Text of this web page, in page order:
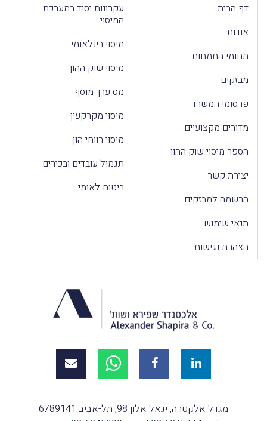
דף הבית
אודות
תחומי התמחות
מבזקים
פרסומי המשרד
מדורים מקצועיים
הספר מיסוי שוק ההון
יצירת קשר
הרשמה למבזקים
תנאי שימוש
הצהרת נגישות
עקרונות יסוד במערכת
המיסוי
מיסוי בינלאומי
מיסוי שוק ההון
מס ערך מוסף
מיסוי מקרקעין
מיסוי רווחי הון
תגמול עובדים ובכירים
ביטוח לאומי
מגדל אלקטרה, יגאל אלון 98, תל-אביב 6789141